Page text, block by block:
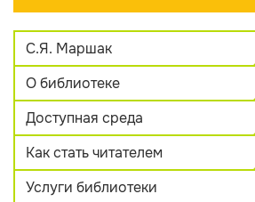
С.Я. Маршак
О библиотеке
Доступная среда
Как стать читателем
Услуги библиотеки